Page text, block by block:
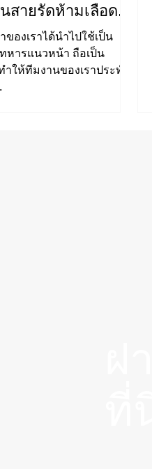
สายรัดห้ามเลือด
YEYETAC™
หน้า
องเราได้นำไปใช้เป็น
หารแนวหน้า ถือเป็น
ให้ทีมงานของเราประทับ